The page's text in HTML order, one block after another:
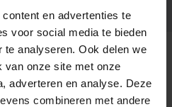
en advertenties te
voor social media te bieden
analyseren. Ook delen we
van onze site met onze
adverteren en analyse. Deze
combineren met andere